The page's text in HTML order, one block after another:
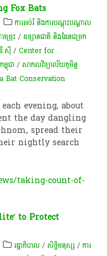
Fox Bats
ការអប់រំ និងការបណ្តុះបណ្តាល
ចម្រុះ /ឧទ្យានជាតិ និងដែនជម្រក
.ស៊ី /Center for
ពុជា /សាកលវិទ្យាល័យភូមិន្ទ
Bat Conservation
evening, about
the day dangling
spread their
nightly search
taking-count-of-
to Protect
រដ្ឋាភិបាល /សិទ្ធិមនុស្ស /ការ​